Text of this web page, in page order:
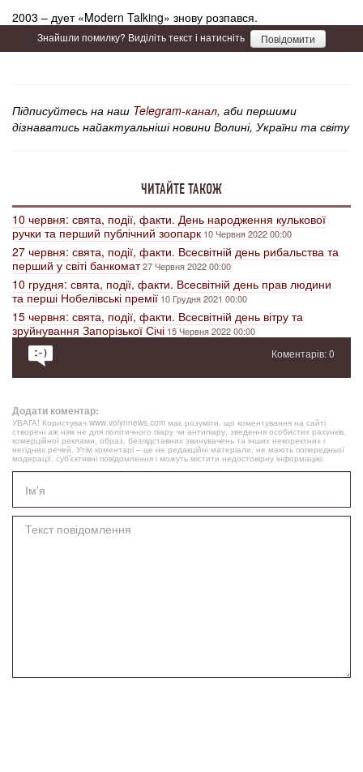
2003 – дует «Modern Talking» знову розпався.
Знайшли помилку? Виділіть текст і натисніть Повідомити
Підписуйтесь на наш Telegram-канал, аби першими
дізнаватись найактуальніші новини Волині, України та світу
ЧИТАЙТЕ ТАКОЖ
10 червня: свята, події, факти. День народження кулькової
ручки та перший публічний зоопарк 10 Червня 2022 00:00
27 червня: свята, події, факти. Всесвітній день рибальства та
перший у світі банкомат27 Червня 2022 00:00
10 грудня: свята, події, факти. Всесвітній день прав людини
та перші Нобелівські премії 10 Грудня 2021 00:00
15 червня: свята, події, факти. Всесвітній день вітру та
зруйнування Запорізької Січі 15 Червня 2022 00:00
Коментарів: 0
Додати коментар:
УВАГА! Користувач www.volynnews.com має розуміти, що коментування на сайті
створені аж ніяк не для політичного піару чи антипіару, зведення особистих рахунків,
комерційної реклами, образ, безпідставних звинувачень та інших некоректних і
негідних речей. Утім коментарі – це не редакційні матеріали, не мають попередньої
модерації, суб’єктивні повідомлення і можуть містити недостовірну інформацію.